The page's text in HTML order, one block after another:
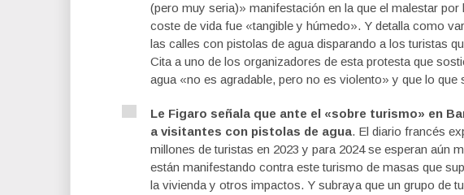
(pero muy seria)» manifestación en la que el malestar
coste de vida fue «tangible y húmedo». Y detalla como
las calles con pistolas de agua disparando a los turistas
Cita a uno de los organizadores de esta protesta que
agua «no es agradable, pero no es violento» y que lo que
Le Figaro señala que ante el «sobre turismo» en
a visitantes con pistolas de agua. El diario francés
millones de turistas en 2023 y para 2024 se esperan aún
están manifestando contra este turismo de masas que
la vivienda y otros impactos. Y subraya que un grupo de